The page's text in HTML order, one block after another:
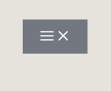
innehåll